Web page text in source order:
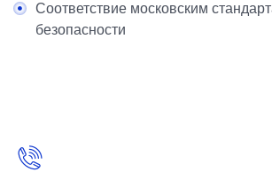
Соответствие московским
безопасности